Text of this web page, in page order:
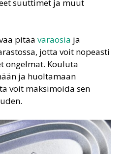
suuttimet ja muut
pitää varaosia ja
jotta voit nopeasti
ongelmat. Kouluta
ja huoltamaan
voit maksimoida sen